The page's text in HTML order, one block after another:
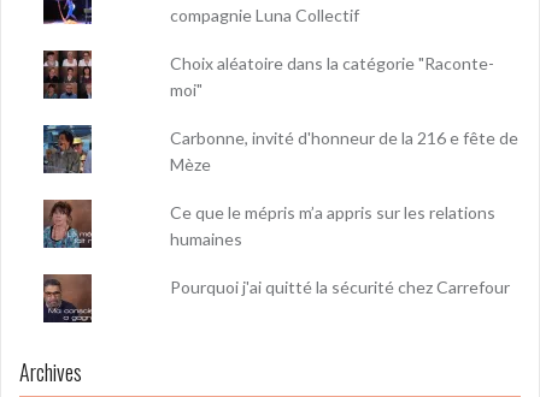
compagnie Luna Collectif
Choix aléatoire dans la catégorie "Raconte-
moi"
Carbonne, invité d'honneur de la 216 e fête de
Mèze
Ce que le mépris m’a appris sur les relations
humaines
Pourquoi j'ai quitté la sécurité chez Carrefour
Archives